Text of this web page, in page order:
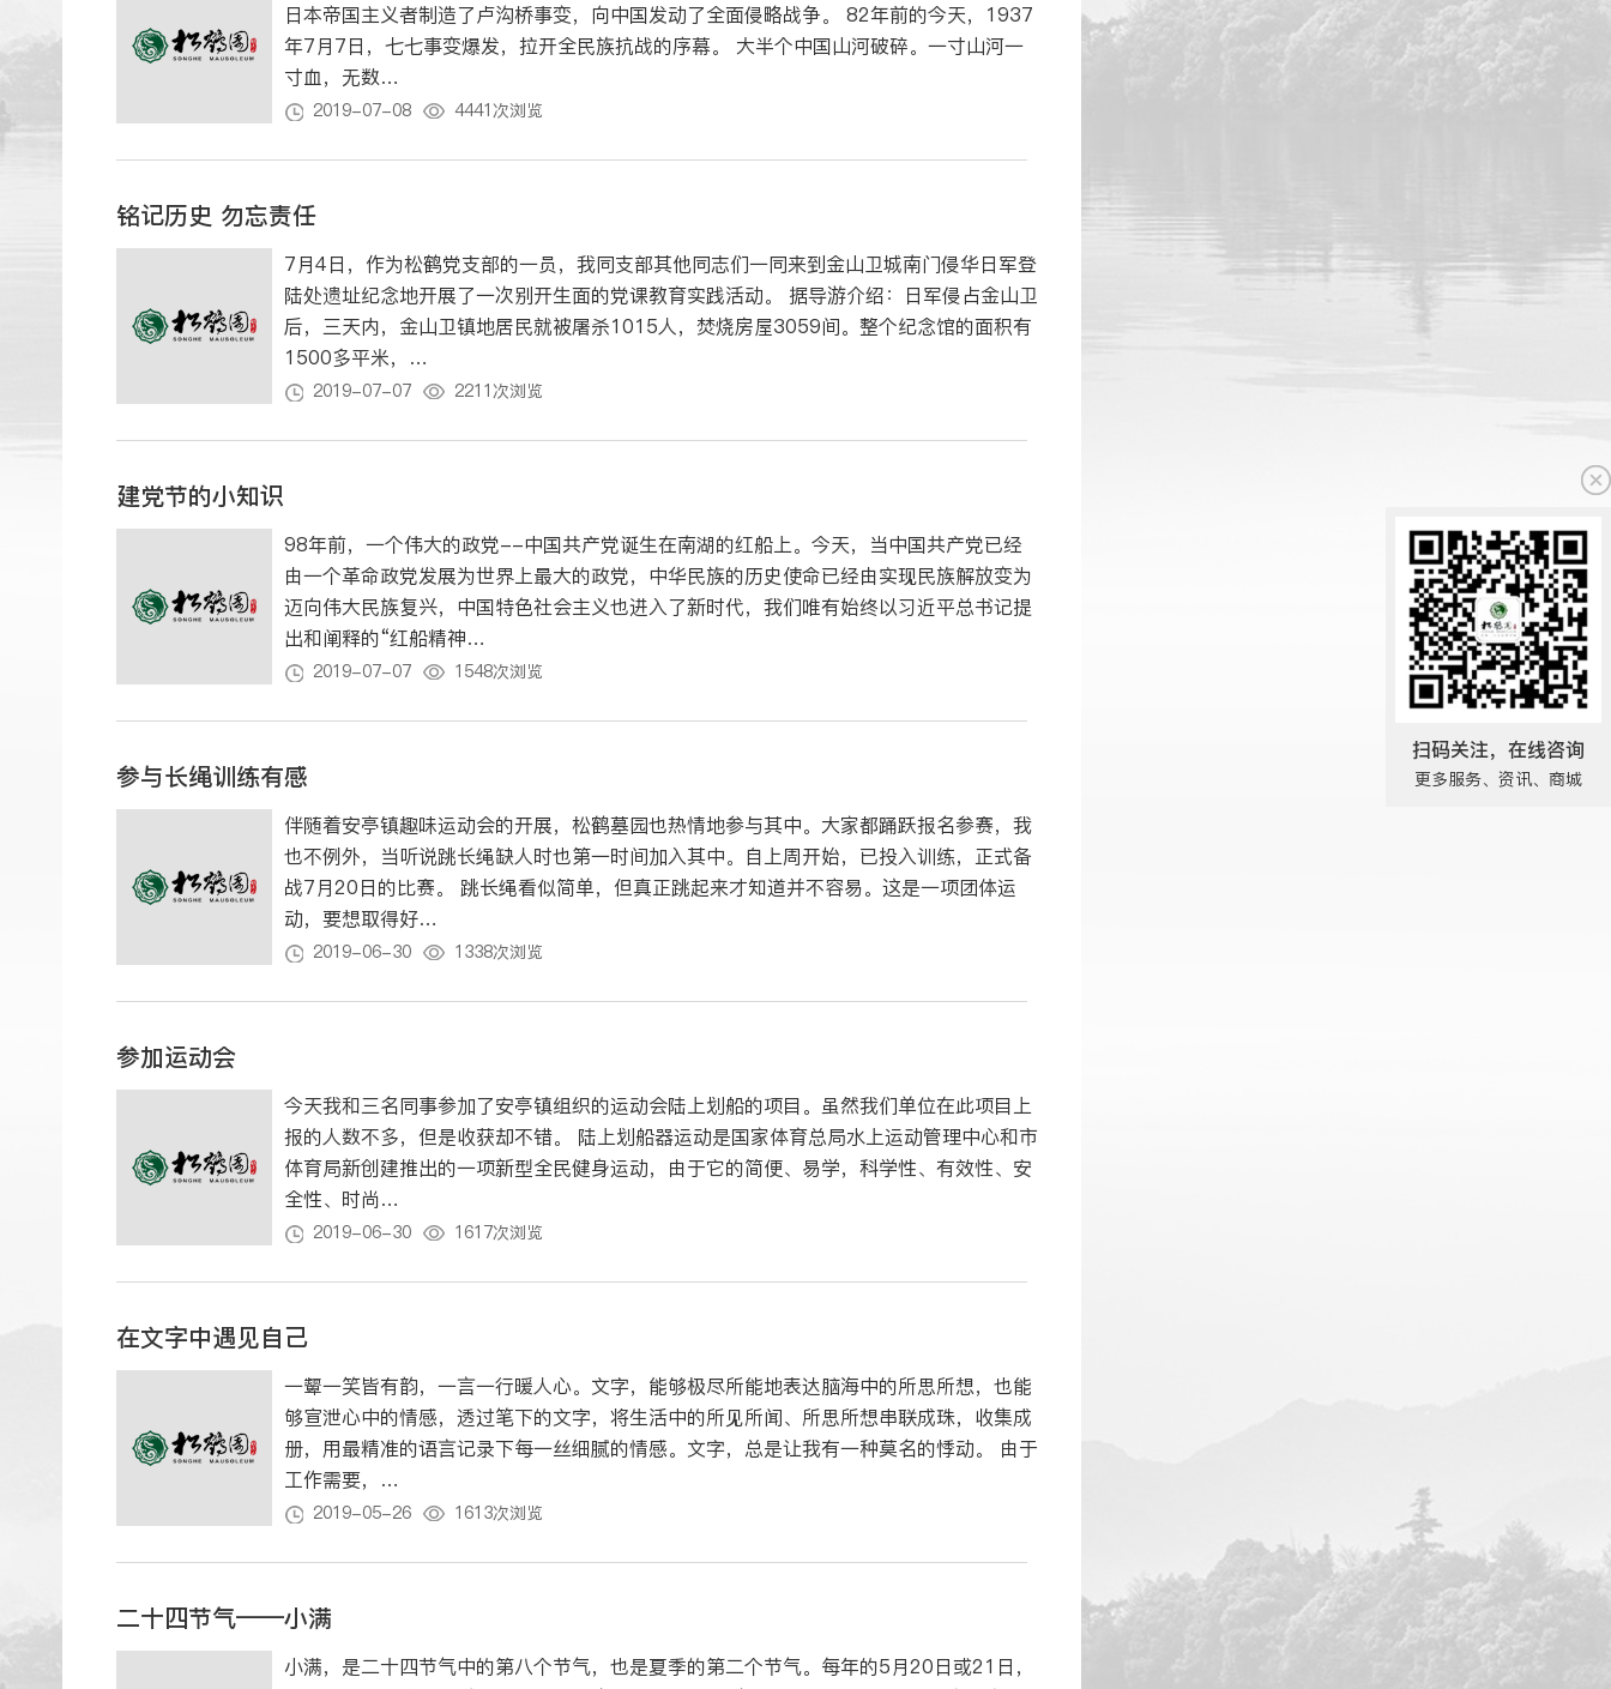
日本帝国主义者制造了卢沟桥事变，向中国发动了全面侵略战争。 82年前的今天，1937
年7月7日，七七事变爆发，拉开全民族抗战的序幕。 大半个中国山河破碎。一寸山河一
寸血，无数…
2019-07-08 4441次浏览
铭记历史 勿忘责任
7月4日，作为松鹤党支部的一员，我同支部其他同志们一同来到金山卫城南门侵华日军登
陆处遗址纪念地开展了一次别开生面的党课教育实践活动。 据导游介绍：日军侵占金山卫
后，三天内，金山卫镇地居民就被屠杀1015人，焚烧房屋3059间。整个纪念馆的面积有
1500多平米，…
2019-07-07 2211次浏览
建党节的小知识
98年前，一个伟大的政党--中国共产党诞生在南湖的红船上。今天，当中国共产党已经
由一个革命政党发展为世界上最大的政党，中华民族的历史使命已经由实现民族解放变为
迈向伟大民族复兴，中国特色社会主义也进入了新时代，我们唯有始终以习近平总书记提
出和阐释的“红船精神…
2019-07-07 1548次浏览
参与长绳训练有感
伴随着安亭镇趣味运动会的开展，松鹤墓园也热情地参与其中。大家都踊跃报名参赛，我
也不例外，当听说跳长绳缺人时也第一时间加入其中。自上周开始，已投入训练，正式备
战7月20日的比赛。 跳长绳看似简单，但真正跳起来才知道并不容易。这是一项团体运
动，要想取得好…
2019-06-30 1338次浏览
参加运动会
今天我和三名同事参加了安亭镇组织的运动会陆上划船的项目。虽然我们单位在此项目上
报的人数不多，但是收获却不错。 陆上划船器运动是国家体育总局水上运动管理中心和市
体育局新创建推出的一项新型全民健身运动，由于它的简便、易学，科学性、有效性、安
全性、时尚…
2019-06-30 1617次浏览
在文字中遇见自己
一颦一笑皆有韵，一言一行暖人心。文字，能够极尽所能地表达脑海中的所思所想，也能
够宣泄心中的情感，透过笔下的文字，将生活中的所见所闻、所思所想串联成珠，收集成
册，用最精准的语言记录下每一丝细腻的情感。文字，总是让我有一种莫名的悸动。 由于
工作需要，…
2019-05-26 1613次浏览
二十四节气——小满
小满，是二十四节气中的第八个节气，也是夏季的第二个节气。每年的5月20日或21日，
扫码关注，在线咨询
更多服务、资讯、商城